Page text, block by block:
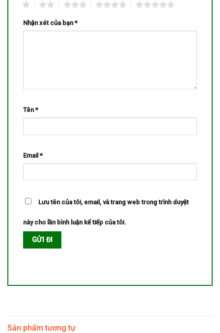
Nhận xét của bạn*
Tên*
Email*
Lưu tên của tôi, email, và trang web trong trình duyệt
này cho lần bình luận kế tiếp của tôi.
Sản phẩm tương tự